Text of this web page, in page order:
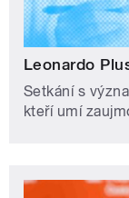
Leonardo
Setkání s
kteří umí